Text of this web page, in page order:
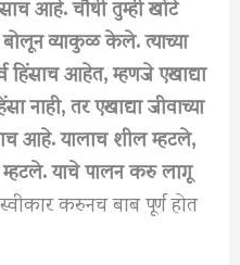
व्याकुळ केले. त्याच्या
हिंसाच आहेत, म्हणजे एखाद्या
नाही, तर एखाद्या जीवाच्या
आहे. यालाच शील म्हटले,
म्हटले. याचे पालन करु लागू
करुनच बाब पूर्ण होत